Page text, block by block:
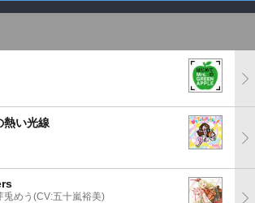
い光線
兎めう(CV:五十嵐裕美)